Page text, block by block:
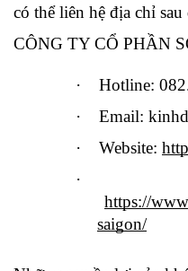
có thể liên hệ địa chỉ sau
CÔNG TY CỔ PHẦN
·
Hotline:
·
Email:
·
Website:
https://
saigon/